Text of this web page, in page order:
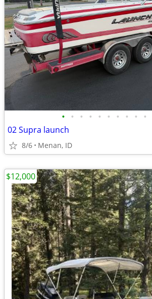
• • • • • • • • • •
02 Supra launch
8/6 Menan, ID
$12,000